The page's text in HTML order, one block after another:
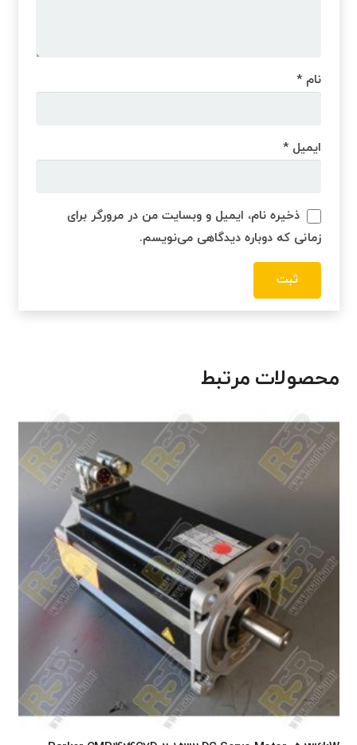
نام *
ایمیل *
ذخیره نام، ایمیل و وبسایت من در مرورگر برای
زمانی که دوباره دیدگاهی می‌نویسم.
محصولات مرتبط